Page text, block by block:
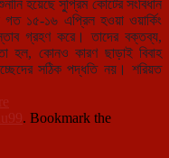
হয়েছে সু্প্রিম কোর্টের সংবিধান
গত ১৫-১৬ এপ্রিল হওয়া ওয়ার্কিং
গ্রহণ করে। তাদের বক্তব্য,
হল, কোনও কারণ ছাড়াই বিবাহ
সঠিক পদ্ধতি নয়। শরিয়ত
. Bookmark the